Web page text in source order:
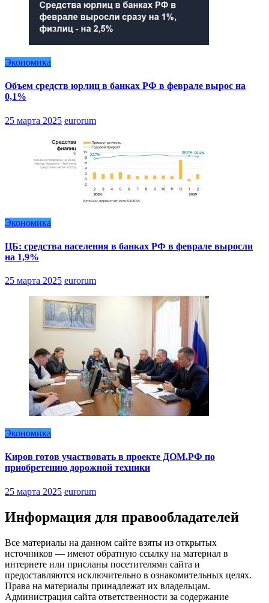
Экономика
Объем средств юрлиц в банках РФ в феврале вырос на
0,1%
25 марта 2025 eurorum
Экономика
ЦБ: средства населения в банках РФ в феврале выросли
на 1,9%
25 марта 2025 eurorum
Экономика
Киров готов участвовать в проекте ДОМ.РФ по
приобретению дорожной техники
25 марта 2025 eurorum
Информация для правообладателей
Все материалы на данном сайте взяты из открытых
источников — имеют обратную ссылку на материал в
интернете или присланы посетителями сайта и
предоставляются исключительно в ознакомительных целях.
Права на материалы принадлежат их владельцам.
Администрация сайта ответственности за содержание